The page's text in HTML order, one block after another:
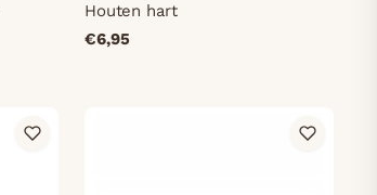
Houten hart
€6,95